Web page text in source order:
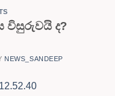
විසුරුවයි ද?
NEWS_SANDEEP